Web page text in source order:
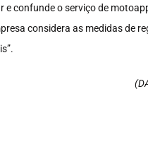
confunde o serviço de
considera as medidas de